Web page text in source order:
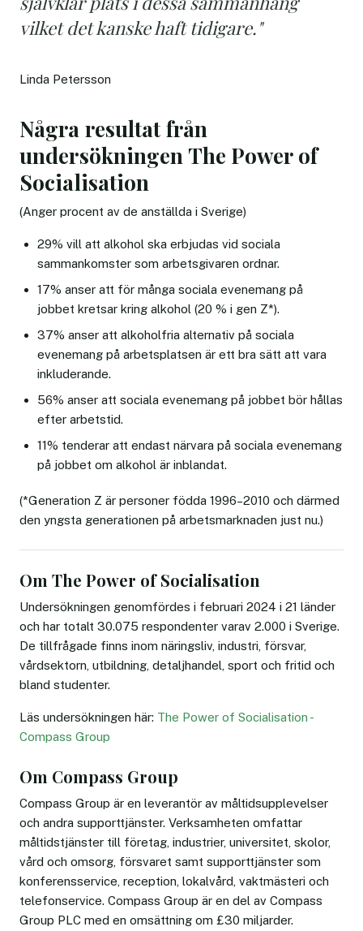
vilket det kanske haft tidigare."
Linda Petersson
Några resultat från
undersökningen The Power of
Socialisation
(Anger procent av de anställda i Sverige)
29% vill att alkohol ska erbjudas vid sociala
sammankomster som arbetsgivaren ordnar.
17% anser att för många sociala evenemang på
jobbet kretsar kring alkohol (20 % i gen Z*).
37% anser att alkoholfria alternativ på sociala
evenemang på arbetsplatsen är ett bra sätt att vara
inkluderande.
56% anser att sociala evenemang på jobbet bör hållas
efter arbetstid.
11% tenderar att endast närvara på sociala evenemang
på jobbet om alkohol är inblandat.
(*Generation Z är personer födda 1996–2010 och därmed
den yngsta generationen på arbetsmarknaden just nu.)
Om The Power of Socialisation
Undersökningen genomfördes i februari 2024 i 21 länder
och har totalt 30.075 respondenter varav 2.000 i Sverige.
De tillfrågade finns inom näringsliv, industri, försvar,
vårdsektorn, utbildning, detaljhandel, sport och fritid och
bland studenter.
Läs undersökningen här: The Power of Socialisation -
Compass Group
Om Compass Group
Compass Group är en leverantör av måltidsupplevelser
och andra supporttjänster. Verksamheten omfattar
måltidstjänster till företag, industrier, universitet, skolor,
vård och omsorg, försvaret samt supporttjänster som
konferensservice, reception, lokalvård, vaktmästeri och
telefonservice. Compass Group är en del av Compass
Group PLC med en omsättning om £30 miljarder.